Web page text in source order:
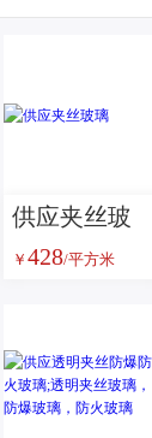
供应夹丝玻
璃
￥ 428/平方米